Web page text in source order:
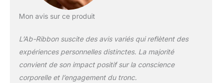
l'esprit et le cœur pour vous aider à
soutenir, protéger, façonner et engager
l'exercice et les activités quotidiennes
à concevoir ce produit. Nous avons
développé beaucoup de contenu qui
montre comment tirer le meilleur parti du
Mon avis sur ce produit
L’Ab-Ribbon suscite des avis variés qui reflètent des
expériences personnelles distinctes. La majorité
convient de son impact positif sur la conscience
corporelle et l’engagement du tronc.